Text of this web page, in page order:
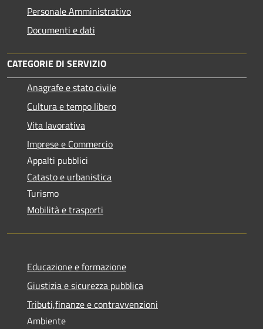
Personale Amministrativo
Documenti e dati
CATEGORIE DI SERVIZIO
Anagrafe e stato civile
Cultura e tempo libero
Vita lavorativa
Imprese e Commercio
Appalti pubblici
Catasto e urbanistica
Turismo
Mobilità e trasporti
Educazione e formazione
Giustizia e sicurezza pubblica
Tributi,finanze e contravvenzioni
Ambiente